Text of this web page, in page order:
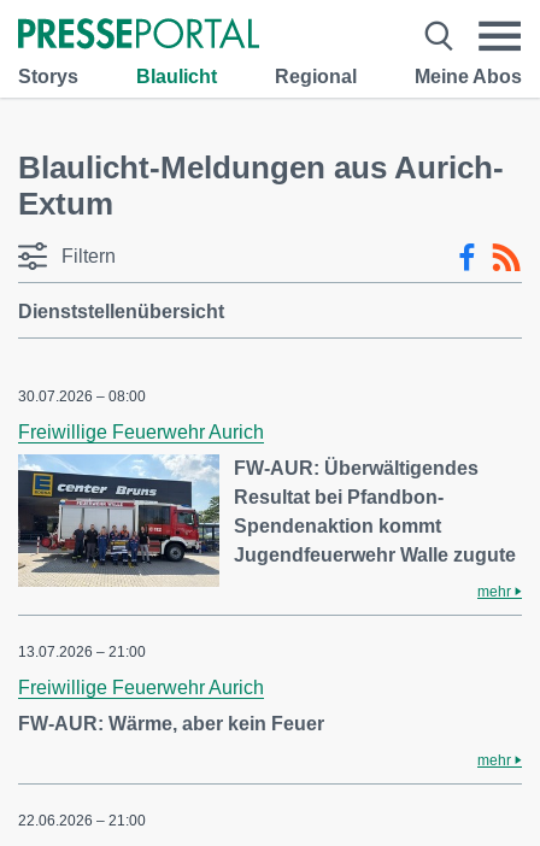
Storys Blaulicht Regional Meine Abos
Blaulicht-Meldungen aus Aurich-
Extum
Filtern
Dienststellenübersicht
30.07.2026 – 08:00
Freiwillige Feuerwehr Aurich
FW-AUR: Überwältigendes
Resultat bei Pfandbon-
Spendenaktion kommt
Jugendfeuerwehr Walle zugute
mehr
13.07.2026 – 21:00
Freiwillige Feuerwehr Aurich
FW-AUR: Wärme, aber kein Feuer
mehr
22.06.2026 – 21:00